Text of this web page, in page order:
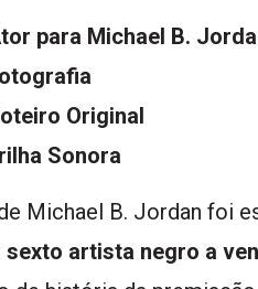
para Michael B.
Original
Sonora
Michael B. Jordan foi
sexto artista negro a